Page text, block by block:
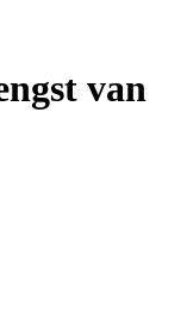
van